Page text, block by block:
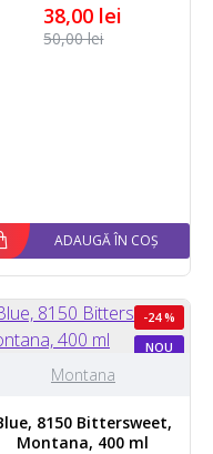
38,00 lei
50,00 lei
ADAUGĂ ÎN COȘ
NOU
-24 %
Montana
8150 Bittersweet,
Montana, 400 ml